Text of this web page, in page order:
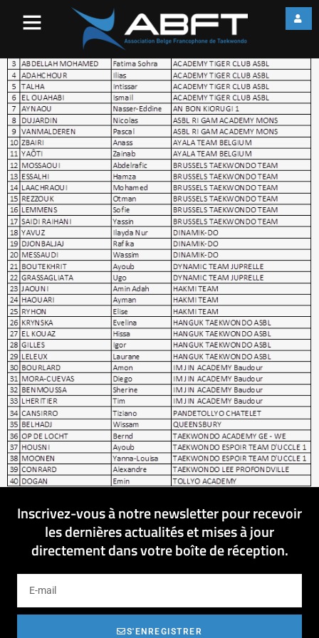
Inscrivez-vous à notre newsletter pour recevoir
les dernières actualités et mises à jour
directement dans votre boîte de réception.
S'ENREGISTRER